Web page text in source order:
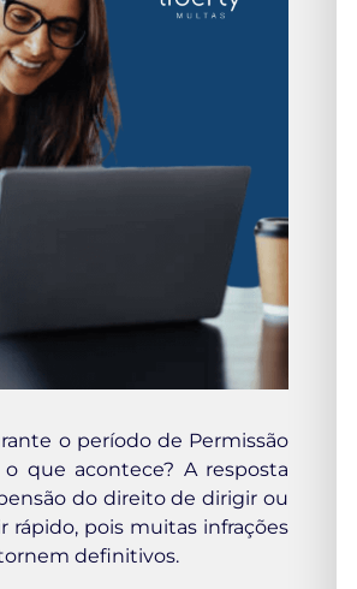
o período de Permissão
que acontece? A resposta
do direito de dirigir ou
rápido, pois muitas infrações
definitivos.